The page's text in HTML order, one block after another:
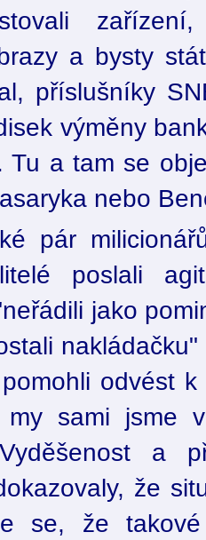
a bysty
příslušníky
výměny
Tu a tam se
nebo
pár
poslali
jako
odvést
sami jsme
a
že
se, že